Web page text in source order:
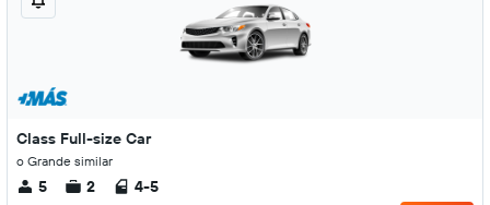
Class Full-size Car
o Grande similar
5 2 4-5